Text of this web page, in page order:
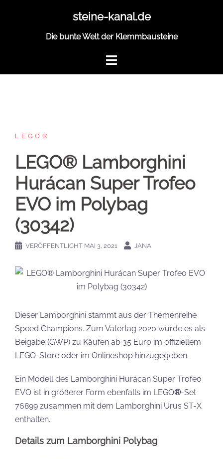
steine-kanal.de
Die bunte Welt der Klemmbausteine
LEGO®
LEGO® Lamborghini
Hurácan Super Trofeo
EVO im Polybag
(30342)
VERÖFFENTLICHT MAI 3, 2021 JANA
Dieser Lamborghini stammt aus der Themenreihe
Speed Champions. Zum Vatertag 2020 wurde es als
Beigabe (GWP) zu Käufen ab 35 Euro im offiziellem
LEGO-Store oder im Onlineshop hinzugegeben.
Ein Modell des Lamborghini Hurácan Super Trofeo
EVO ist in größerer Form ebenfalls im LEGO®-Set
76899 zusammen mit dem Lamborghini Urus ST-X
enthalten.
Details zum Lamborghini Polybag